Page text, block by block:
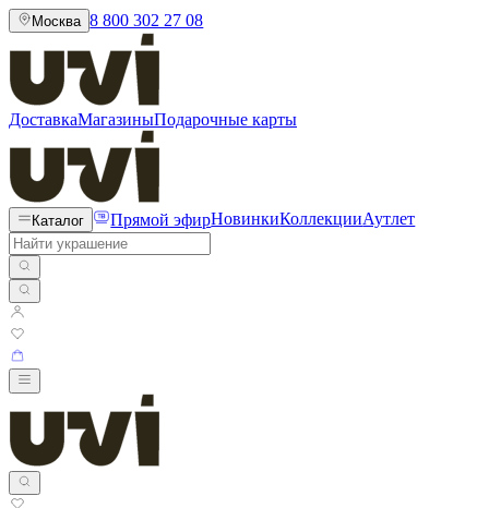
Москва 8 800 302 27 08
ДоставкаМагазиныПодарочные карты
Каталог Прямой эфирНовинкиКоллекцииАутлет